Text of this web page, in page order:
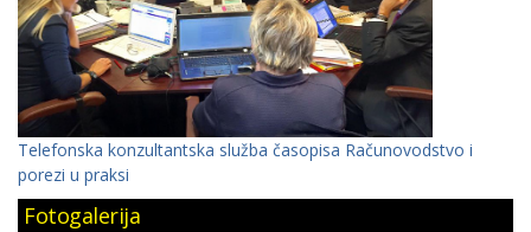
Telefonska konzultantska služba časopisa Računovodstvo i
porezi u praksi
Fotogalerija